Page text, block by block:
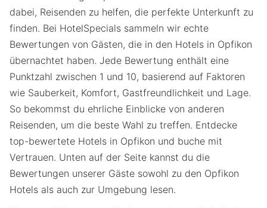
dabei, Reisenden zu helfen, die perfekte Unterkunft zu
finden. Bei HotelSpecials sammeln wir echte
Bewertungen von Gästen, die in den Hotels in Opfikon
übernachtet haben. Jede Bewertung enthält eine
Punktzahl zwischen 1 und 10, basierend auf Faktoren
wie Sauberkeit, Komfort, Gastfreundlichkeit und Lage.
So bekommst du ehrliche Einblicke von anderen
Reisenden, um die beste Wahl zu treffen. Entdecke
top-bewertete Hotels in Opfikon und buche mit
Vertrauen. Unten auf der Seite kannst du die
Bewertungen unserer Gäste sowohl zu den Opfikon
Hotels als auch zur Umgebung lesen.